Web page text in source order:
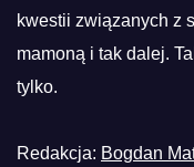
kwestii związanych z
mamoną i tak dalej.
tylko.
Redakcja: Bogdan